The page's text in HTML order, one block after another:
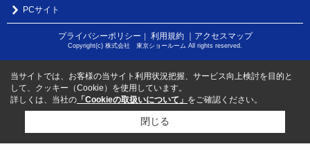
PCサイト
プライバシーポリシー ｜ 利用規約 ｜アクセスマップ
Copyright(c) 株式会社 東京ショールーム All rights reserved.
当サイトでは、お客様の当サイト利用状況把握、サービス向上検討を目的と
して、クッキー（Cookie）を使用しています。
詳しくは、当社の 「Cookieの取扱いについて」 をご確認ください。
閉じる